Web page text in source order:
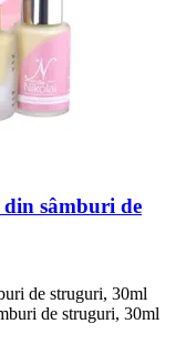
sâmburi de
de struguri, 30ml
de struguri, 30ml